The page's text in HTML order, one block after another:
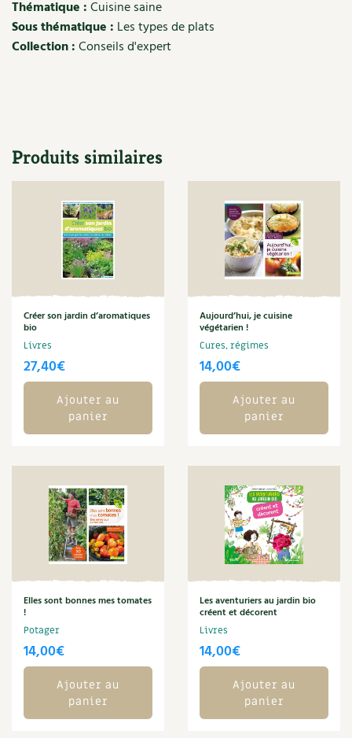
Carnets de saison
Vidéos et podcasts
Conseils vidéo des
Secrets d’abonné
Tous au jardin ! avec Pascal
La vie secrète du jardin
BD : La folle histoire des plantes
Thématique :Cuisine saine
Sous thématique : Les types de plats
Collection :Conseils d'expert
Produits similaires
Créer son jardin d’aromatiques
bio
Livres
27,40€
Ajouter au
panier
Aujourd’hui, je cuisine
végétarien !
Cures, régimes
14,00€
Ajouter au
panier
Elles sont bonnes mes tomates
!
Potager
14,00€
Ajouter au
panier
Les aventuriers au jardin bio
créent et décorent
Livres
14,00€
Ajouter au
panier